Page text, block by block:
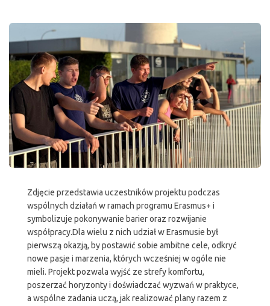
Zdjęcie przedstawia uczestników projektu podczas
wspólnych działań w ramach programu Erasmus+ i
symbolizuje pokonywanie barier oraz rozwijanie
współpracy.Dla wielu z nich udział w Erasmusie był
pierwszą okazją, by postawić sobie ambitne cele, odkryć
nowe pasje i marzenia, których wcześniej w ogóle nie
mieli. Projekt pozwala wyjść ze strefy komfortu,
poszerzać horyzonty i doświadczać wyzwań w praktyce,
a wspólne zadania uczą, jak realizować plany razem z